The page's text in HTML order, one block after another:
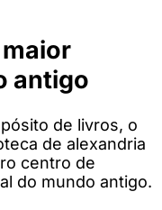
antigo
de livros, o
de alexandria
centro de
do mundo antigo.